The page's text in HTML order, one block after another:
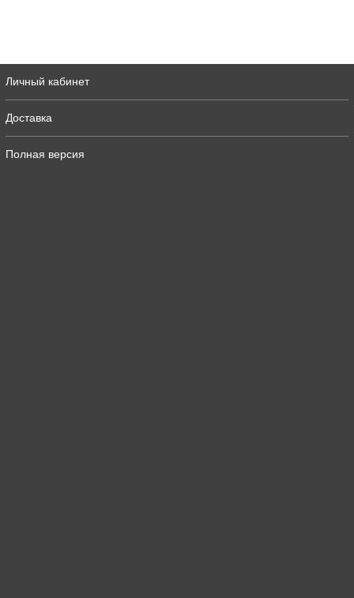
Личный кабинет
Доставка
Полная версия